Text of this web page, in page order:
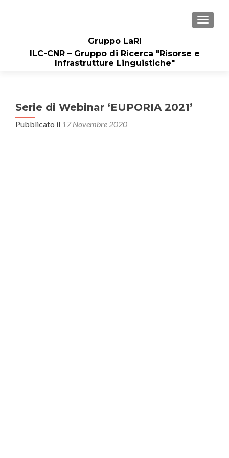
Gruppo LaRI
ILC-CNR – Gruppo di Ricerca "Risorse e
Infrastrutture Linguistiche"
Serie di Webinar ‘EUPORIA 2021’
Pubblicato il 17 Novembre 2020